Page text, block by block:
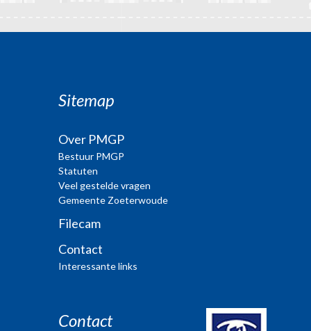
Sitemap
Over PMGP
Bestuur PMGP
Statuten
Veel gestelde vragen
Gemeente Zoeterwoude
Filecam
Contact
Interessante links
Contact